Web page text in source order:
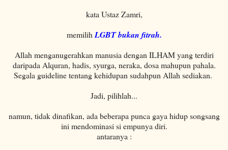
kata Ustaz Zamri,
memilih LGBT bukan fitrah.
Allah menganugerahkan manusia dengan ILHAM yang terdiri
daripada Alquran, hadis, syurga, neraka, dosa mahupun pahala.
Segala guideline tentang kehidupan sudahpun Allah sediakan.
Jadi, pilihlah...
namun, tidak dinafikan, ada beberapa punca gaya hidup songsang
ini mendominasi si empunya diri.
antaranya :